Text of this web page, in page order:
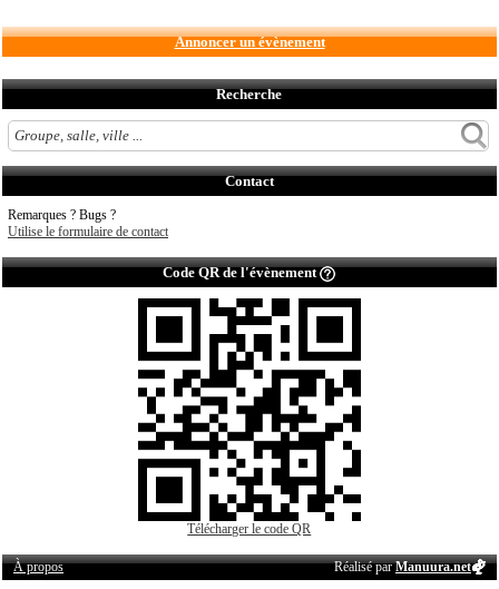
Annoncer un évènement
Recherche
Contact
Remarques ? Bugs ?
Utilise le formulaire de contact
Code QR de l'évènement
Télécharger le code QR
À propos Réalisé parManuura.net